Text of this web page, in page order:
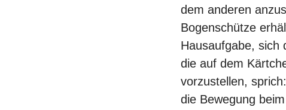
dem anderen
Bogenschütze
Hausaufgabe, sich
die auf dem
vorzustellen,
die Bewegung